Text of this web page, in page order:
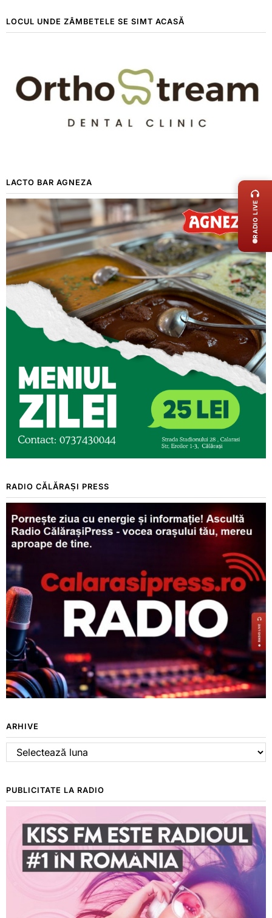
LOCUL UNDE ZÂMBETELE SE SIMT ACASĂ
LACTO BAR AGNEZA
RADIO CĂLĂRAȘI PRESS
ARHIVE
Arhive
PUBLICITATE LA RADIO
RADIO LIVE